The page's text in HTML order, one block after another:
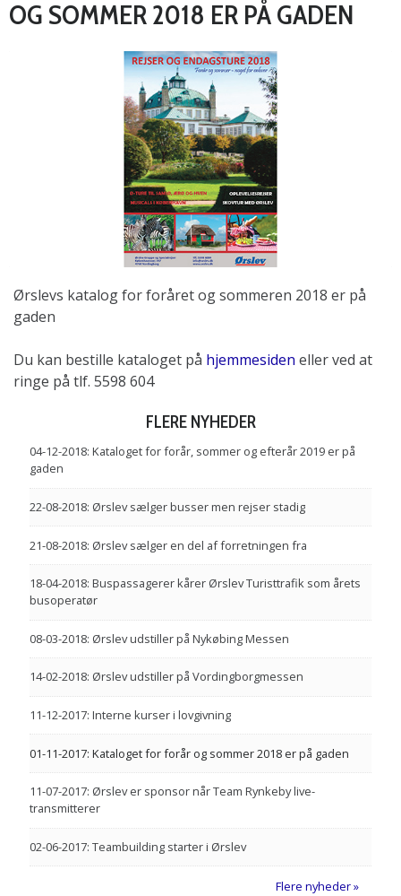
OG SOMMER 2018 ER PÅ GADEN
Ørslevs katalog for foråret og sommeren 2018 er på
gaden
Du kan bestille kataloget på hjemmesiden eller ved at
ringe på tlf. 5598 604
FLERE NYHEDER
04-12-2018: Kataloget for forår, sommer og efterår 2019 er på
gaden
22-08-2018: Ørslev sælger busser men rejser stadig
21-08-2018: Ørslev sælger en del af forretningen fra
18-04-2018: Buspassagerer kårer Ørslev Turisttrafik som årets
busoperatør
08-03-2018: Ørslev udstiller på Nykøbing Messen
14-02-2018: Ørslev udstiller på Vordingborgmessen
11-12-2017: Interne kurser i lovgivning
01-11-2017: Kataloget for forår og sommer 2018 er på gaden
11-07-2017: Ørslev er sponsor når Team Rynkeby live-
transmitterer
02-06-2017: Teambuilding starter i Ørslev
Flere nyheder